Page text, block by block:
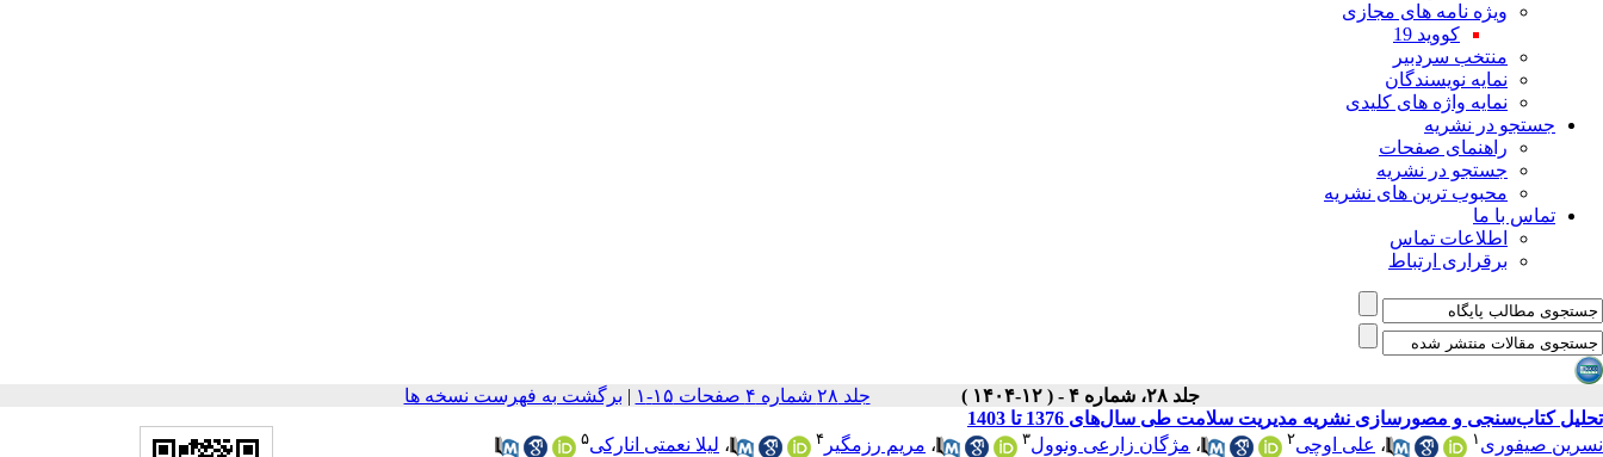
ویژه نامه های مجازی
کووید 19
منتخب سردبیر
نمایه نویسندگان
نمایه واژه های کلیدی
جستجو در نشریه
راهنمای صفحات
جستجو در نشریه
محبوب ترین های نشریه
تماس با ما
اطلاعات تماس
برقراری ارتباط
جلد ۲۸، شماره ۴ - ( ۱۲-۱۴۰۴ ) جلد ۲۸ شماره ۴ صفحات ۱۵-۱ | برگشت به فهرست نسخه ها
تحلیل کتاب‌سنجی و مصورسازی نشریه مدیریت سلامت طی سال‌های 1376 تا 1403
نسرین صیفوری ۱ ، علی اوچی۲ ، مژگان زارعی ونوول۳ ، مریم رزمگیر ۴ ، لیلا نعمتی انارکی۵